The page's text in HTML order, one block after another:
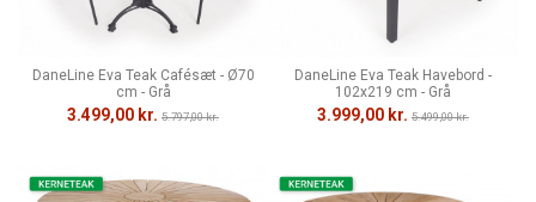
DaneLine Eva Teak Cafésæt - Ø70
cm - Grå
3.499,00 kr. 5.797,00 kr.
DaneLine Eva Teak Havebord -
102x219 cm - Grå
3.999,00 kr. 5.499,00 kr.